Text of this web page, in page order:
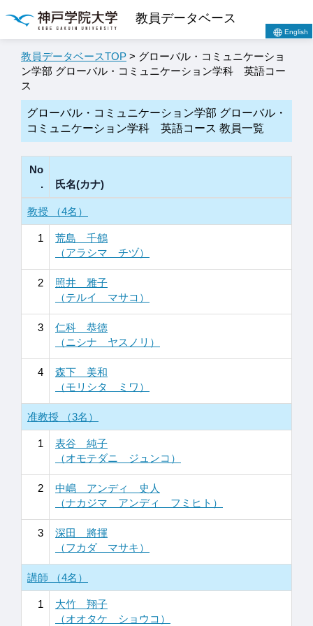
教員データベース
English
教員データベースTOP > グローバル・コミュニケーショ
ン学部 グローバル・コミュニケーション学科 英語コー
ス
グローバル・コミュニケーション学部 グローバル・
コミュニケーション学科 英語コース 教員一覧
No
.
氏名(カナ)
教授 （4名）
1
荒島 千鶴
（アラシマ チヅ）
2
照井 雅子
（テルイ マサコ）
3
仁科 恭徳
（ニシナ ヤスノリ）
4
森下 美和
（モリシタ ミワ）
准教授 （3名）
1
表谷 純子
（オモテダニ ジュンコ）
2
中嶋 アンディ 史人
（ナカジマ アンディ フミヒト）
3
深田 將揮
（フカダ マサキ）
講師 （4名）
1
大竹 翔子
（オオタケ ショウコ）